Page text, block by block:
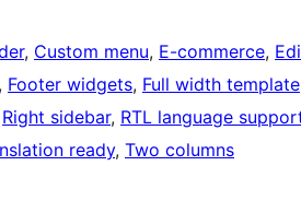
, Custom menu, E-commerce,
Footer widgets, Full width template
Right sidebar, RTL language
ready, Two columns